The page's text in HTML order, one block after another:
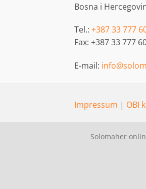
Bosna i
Tel.: +387 33 777
Fax: +387 33 777
E-mail:
Impressum | OBI
Solomaher